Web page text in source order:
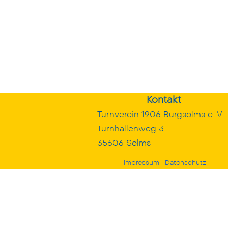
Kontakt
Turnverein 1906 Burgsolms e. V.
Turnhallenweg 3
35606 Solms
Impressum | Datenschutz